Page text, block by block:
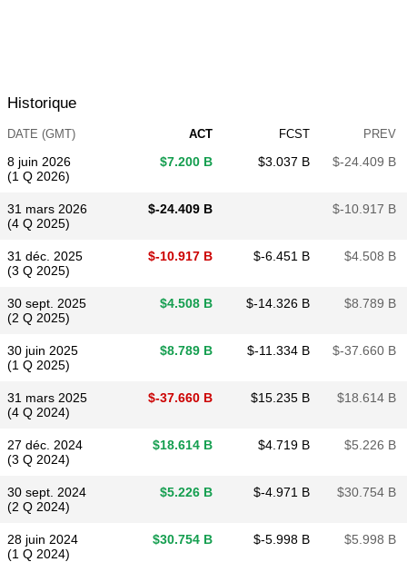
Historique
DATE (GMT) ACT FCST PREV
8 juin 2026
(1 Q 2026)
$​7.200 B $​3.037 B $​-24.409 B
31 mars 2026
(4 Q 2025)
$​-24.409 B $​-10.917 B
31 déc. 2025
(3 Q 2025)
$​-10.917 B $​-6.451 B $​4.508 B
30 sept. 2025
(2 Q 2025)
$​4.508 B $​-14.326 B $​8.789 B
30 juin 2025
(1 Q 2025)
$​8.789 B $​-11.334 B $​-37.660 B
31 mars 2025
(4 Q 2024)
$​-37.660 B $​15.235 B $​18.614 B
27 déc. 2024
(3 Q 2024)
$​18.614 B $​4.719 B $​5.226 B
30 sept. 2024
(2 Q 2024)
$​5.226 B $​-4.971 B $​30.754 B
28 juin 2024
(1 Q 2024)
$​30.754 B $​-5.998 B $​5.998 B